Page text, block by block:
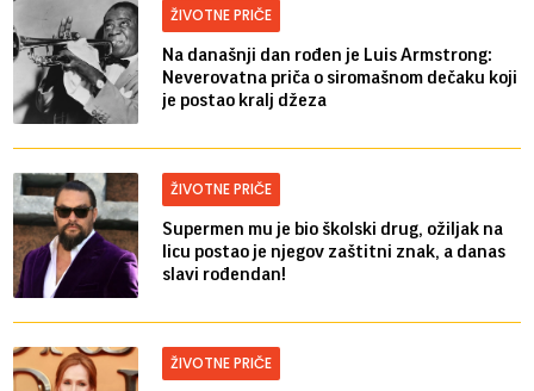
ŽIVOTNE PRIČE
Na današnji dan rođen je Luis Armstrong:
Neverovatna priča o siromašnom dečaku koji
je postao kralj džeza
ŽIVOTNE PRIČE
Supermen mu je bio školski drug, ožiljak na
licu postao je njegov zaštitni znak, a danas
slavi rođendan!
ŽIVOTNE PRIČE